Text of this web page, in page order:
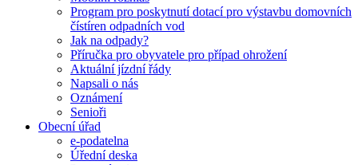
Program pro poskytnutí dotací pro výstavbu domovních
čístíren odpadních vod
Jak na odpady?
Příručka pro obyvatele pro případ ohrožení
Aktuální jízdní řády
Napsali o nás
Oznámení
Senioři
Obecní úřad
e-podatelna
Úřední deska